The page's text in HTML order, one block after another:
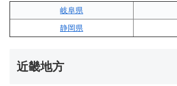
岐阜県
静岡県
近畿地方